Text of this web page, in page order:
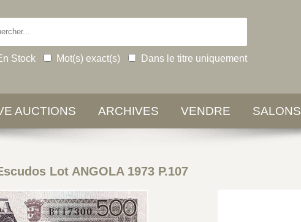
Stock Mot(s) exact(s) Dans le titre uniquement
AUCTIONS ARCHIVES VENDRE SALONS
Lot ANGOLA 1973 P.107